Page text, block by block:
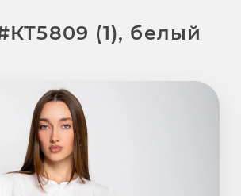
(1), белый